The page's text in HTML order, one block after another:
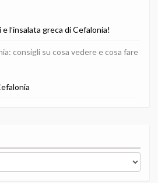
l’insalata greca di Cefalonia!
consigli su cosa vedere e cosa fare